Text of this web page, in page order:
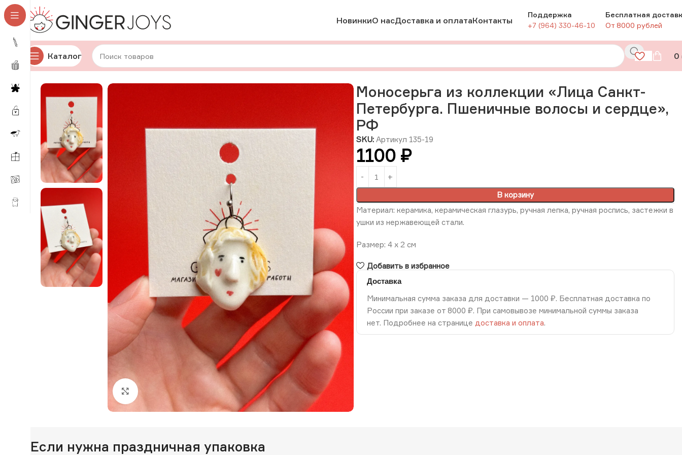
НовинкиО насДоставка и оплатаКонтакты
Поддержка
+7 (964) 330-46-10
Бесплатная
От 8000 рублей
Каталог 0
Главная Украшения Кулоны Керамические кулоны Моносерьга из коллекции «Лица Санкт-Петербурга. Пшеничные волосы и сердце», РФ
Нажмите, чтобы увеличить изображение
Моносерьга из коллекции «Лица Санкт-
Петербурга. Пшеничные волосы и сердце»,
РФ
SKU: Артикул 135-19
1100 ₽
В корзину
Материал: керамика, керамическая глазурь, ручная лепка, ручная роспись, застежки в
ушки из нержавеющей стали.
Размер: 4 х 2 см
Добавить в избранное
Доставка
Минимальная сумма заказа для доставки — 1000 ₽. Бесплатная доставка по
России при заказе от 8000 ₽. При самовывозе минимальной суммы заказа
нет. Подробнее на странице доставка и оплата.
Если нужна праздничная упаковка